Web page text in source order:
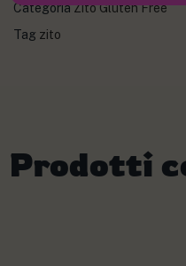
CategoriaZito Gluten Free
Tag zito
Prodotti